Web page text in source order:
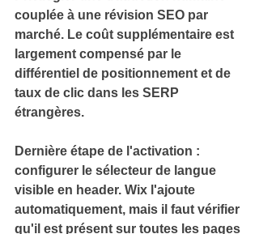
couplée à une révision SEO par
marché. Le coût supplémentaire est
largement compensé par le
différentiel de positionnement et de
taux de clic dans les SERP
étrangères.
Dernière étape de l'activation :
configurer le sélecteur de langue
visible en header. Wix l'ajoute
automatiquement, mais il faut vérifier
qu'il est présent sur toutes les pages